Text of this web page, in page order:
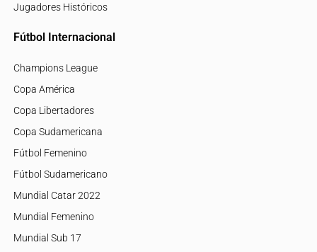
Jugadores Históricos
Fútbol Internacional
Champions League
Copa América
Copa Libertadores
Copa Sudamericana
Fútbol Femenino
Fútbol Sudamericano
Mundial Catar 2022
Mundial Femenino
Mundial Sub 17